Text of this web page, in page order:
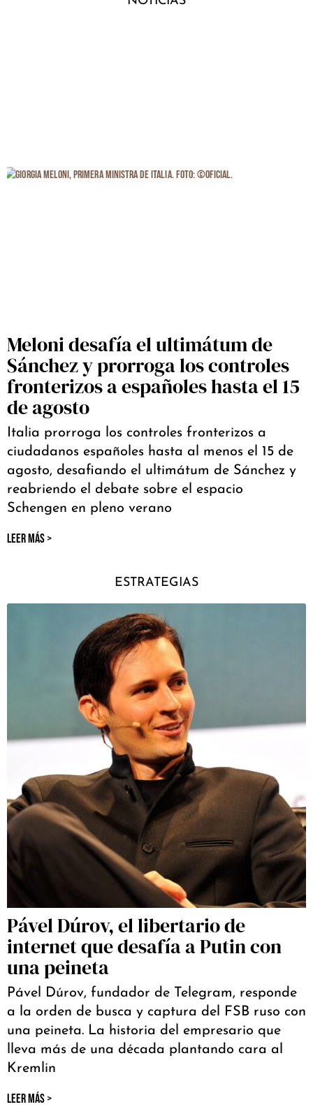
Meloni desafía el ultimátum de
Sánchez y prorroga los controles
fronterizos a españoles hasta el 15
de agosto
Italia prorroga los controles fronterizos a
ciudadanos españoles hasta al menos el 15 de
agosto, desafiando el ultimátum de Sánchez y
reabriendo el debate sobre el espacio
Schengen en pleno verano
LEER MÁS >
ESTRATEGIAS
Pável Dúrov, el libertario de
internet que desafía a Putin con
una peineta
Pável Dúrov, fundador de Telegram, responde
a la orden de busca y captura del FSB ruso con
una peineta. La historia del empresario que
lleva más de una década plantando cara al
Kremlin
LEER MÁS >